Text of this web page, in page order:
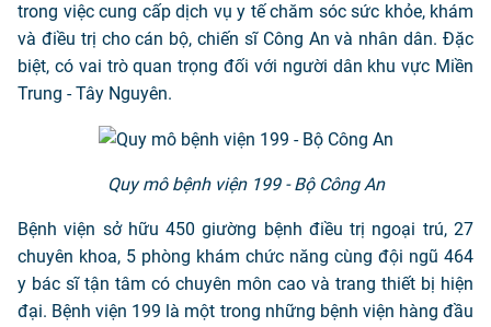
trong việc cung cấp dịch vụ y tế chăm sóc sức khỏe, khám
và điều trị cho cán bộ, chiến sĩ Công An và nhân dân. Đặc
biệt, có vai trò quan trọng đối với người dân khu vực Miền
Trung - Tây Nguyên.
Quy mô bệnh viện 199 - Bộ Công An
Bệnh viện sở hữu 450 giường bệnh điều trị ngoại trú, 27
chuyên khoa, 5 phòng khám chức năng cùng đội ngũ 464
y bác sĩ tận tâm có chuyên môn cao và trang thiết bị hiện
đại. Bệnh viện 199 là một trong những bệnh viện hàng đầu